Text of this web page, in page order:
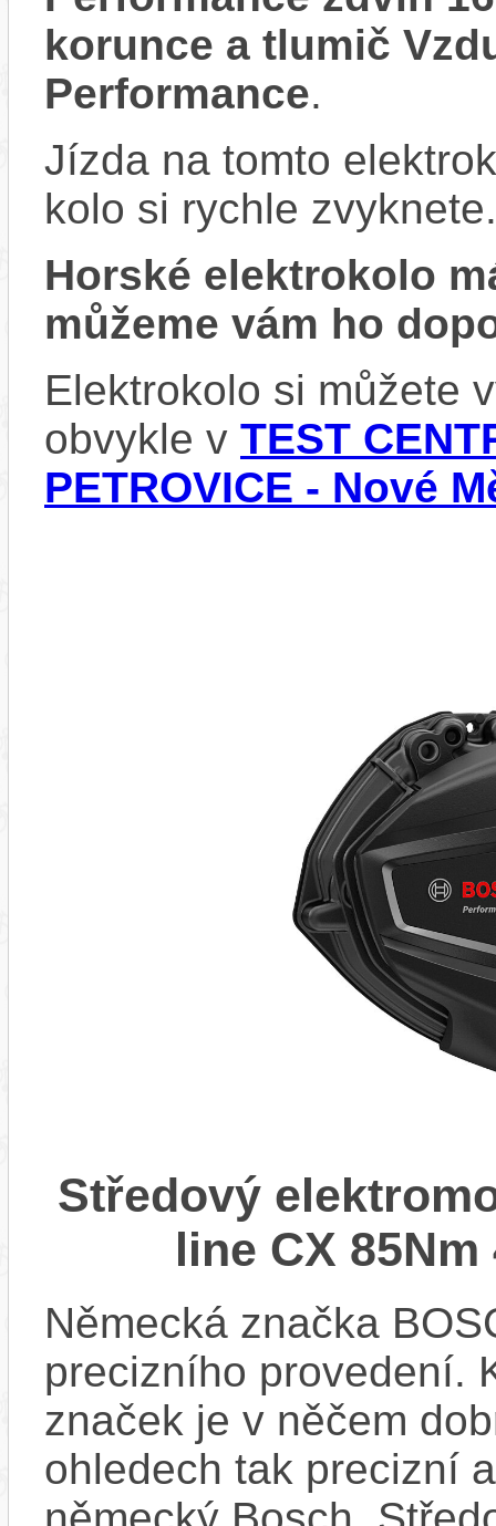
korunce a tlumič
Performance.
Jízda na tomto
kolo si rychle zvyknete.
Horské elektrokolo
můžeme vám ho
Elektrokolo si můžete
obvykle v TEST
PETROVICE - Nové
Středový
line CX
Německá značka
precizního provedení.
značek je v něčem
ohledech tak precizní